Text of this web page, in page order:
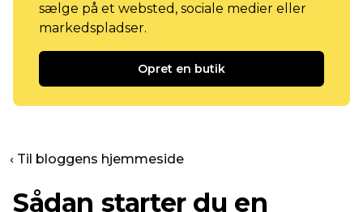
sælge på et websted, sociale medier eller
markedspladser.
Opret en butik
‹ Til bloggens hjemmeside
Sådan starter du en